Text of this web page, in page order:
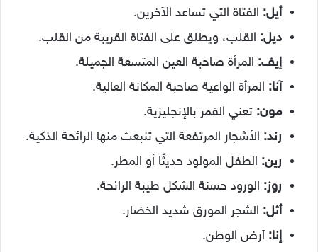
أيل: الفتاة التي تساعد الآخرين.
ديل: القلب، ويطلق على الفتاة القريبة من القلب.
إيف: المرأة صاحبة العين المتسعة الجميلة.
آنا: المرأة الواعية صاحبة المكانة العالية.
مون: تعني القمر بالإنجليزية.
رند: الأشجار المرتفعة التي تنبعث منها الرائحة الذكية.
رين: الطفل المولود حديثًا أو المطر.
روز: الورود حسنة الشكل طيبة الرائحة.
أثل: الشجر المورق شديد الخضار.
إنا: أرض الوطن.